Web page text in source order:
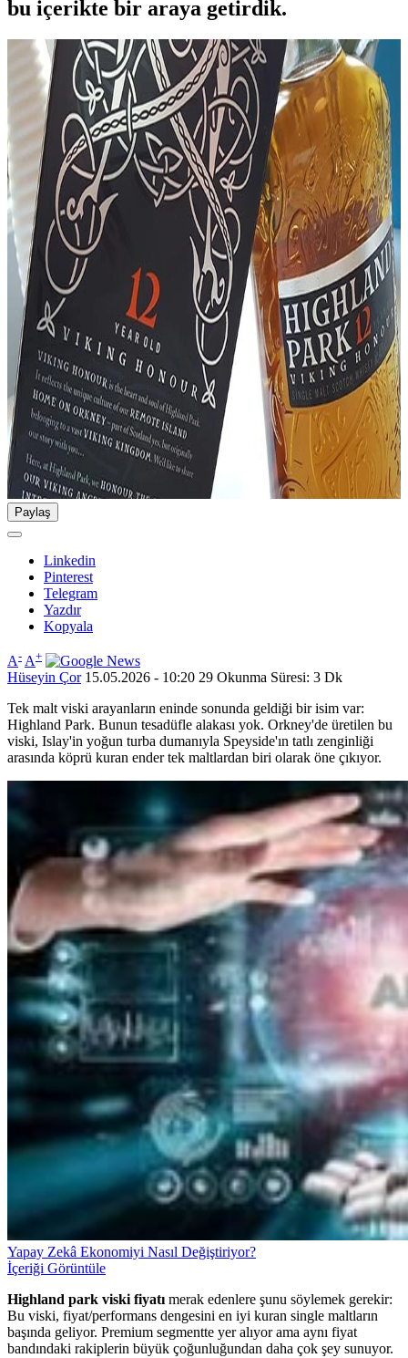
bu içerikte bir araya getirdik.
Paylaş
Linkedin
Pinterest
Telegram
Yazdır
Kopyala
A- A+
Hüseyin Çor 15.05.2026 - 10:20 29 Okunma Süresi: 3 Dk
Tek malt viski arayanların eninde sonunda geldiği bir isim var:
Highland Park. Bunun tesadüfle alakası yok. Orkney'de üretilen bu
viski, Islay'in yoğun turba dumanıyla Speyside'ın tatlı zenginliği
arasında köprü kuran ender tek maltlardan biri olarak öne çıkıyor.
Yapay Zekâ Ekonomiyi Nasıl Değiştiriyor?
İçeriği Görüntüle
Highland park viski fiyatı merak edenlere şunu söylemek gerekir:
Bu viski, fiyat/performans dengesini en iyi kuran single maltların
başında geliyor. Premium segmentte yer alıyor ama aynı fiyat
bandındaki rakiplerin büyük çoğunluğundan daha çok şey sunuyor.